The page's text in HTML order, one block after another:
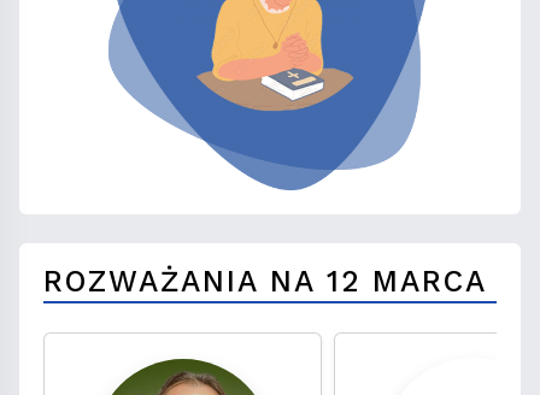
ROZWAŻANIA NA 12 MARCA